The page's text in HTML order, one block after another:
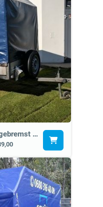
Hochlader mit Plane, ungebremst (5.1)